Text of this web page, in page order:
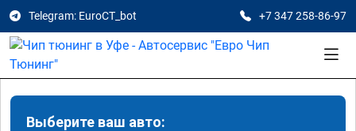
Telegram: EuroCT_bot +7 347 258-86-97
Выберите ваш авто: